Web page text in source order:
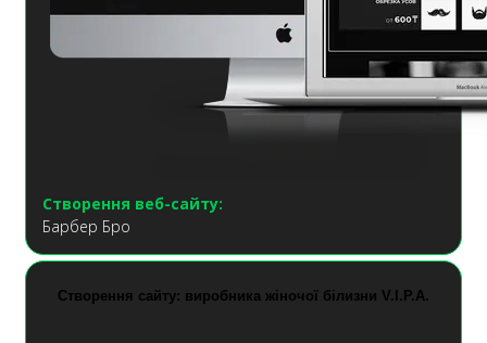
Створення веб-сайту:
Барбер Бро
Створення сайту: виробника жіночої білизни V.I.P.A.